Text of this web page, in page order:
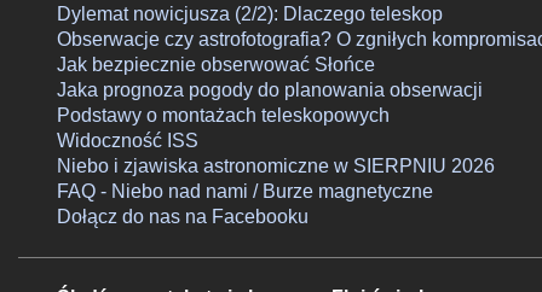
Dylemat nowicjusza (2/2): Dlaczego teleskop
Obserwacje czy astrofotografia? O zgniłych
Jak bezpiecznie obserwować Słońce
Jaka prognoza pogody do planowania obserwacji
Podstawy o montażach teleskopowych
Widoczność ISS
Niebo i zjawiska astronomiczne w SIERPNIU 2026
FAQ - Niebo nad nami / Burze magnetyczne
Dołącz do nas na Facebooku